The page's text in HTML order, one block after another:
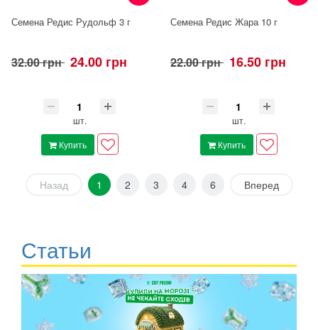
Семена Редис Рудольф 3 г
32.00 грн 24.00 грн
шт.
Купить
Семена Редис Жара 10 г
22.00 грн 16.50 грн
шт.
Купить
Назад 1 2 3 4 6 Вперед
Статьи